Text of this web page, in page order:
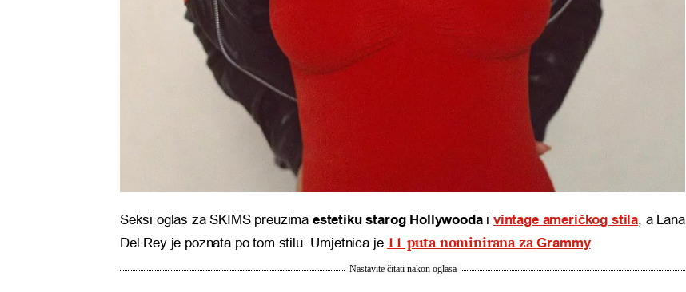
Seksi oglas za SKIMS preuzima estetiku starog Hollywoodai vintage američkog stila, a Lana
Del Rey je poznata po tom stilu. Umjetnica je 11 puta nominirana zaGrammy.
Nastavite čitati nakon oglasa